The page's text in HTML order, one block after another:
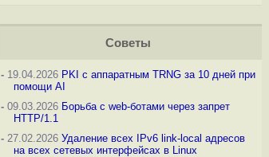
Советы
-19.04.2026 PKI с аппаратным TRNG за 10 дней при
помощи AI
-09.03.2026 Борьба с web-ботами через запрет
HTTP/1.1
-27.02.2026 Удаление всех IPv6 link-local адресов
на всех сетевых интерфейсах в Linux